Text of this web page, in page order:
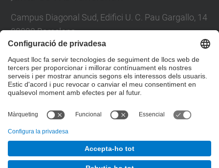
Campus Diagonal Sud, Edifici U. C. Pau Gargallo, 14
08028 Barcelona
E-mail :junta.pasf@upc.edu
Formulari de contacte
Junta PAS Funcionari